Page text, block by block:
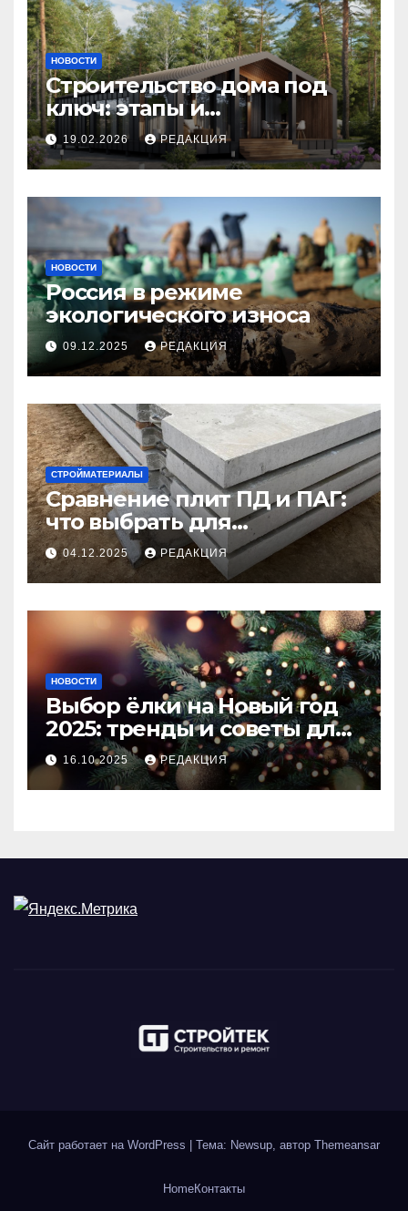
НОВОСТИ
Строительство дома под
ключ: этапы и
планирование бюджета
19.02.2026 РЕДАКЦИЯ
НОВОСТИ
Россия в режиме
экологического износа
09.12.2025 РЕДАКЦИЯ
СТРОЙМАТЕРИАЛЫ
Сравнение плит ПД и ПАГ:
что выбрать для
долговечного и прочного
покрытия
04.12.2025 РЕДАКЦИЯ
НОВОСТИ
Выбор ёлки на Новый год
2025: тренды и советы для
идеального праздника
16.10.2025 РЕДАКЦИЯ
Сайт работает на WordPress Тема: Newsup, автор Themeansar
HomeКонтакты